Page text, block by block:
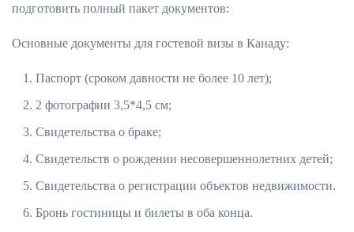
подготовить полный пакет документов:
Основные документы для гостевой визы в Канаду:
Паспорт (сроком давности не более 10 лет);
2 фотографии 3,5*4,5 см;
Свидетельства о браке;
Свидетельств о рождении несовершеннолетних детей;
Свидетельства о регистрации объектов недвижимости.
Бронь гостиницы и билеты в оба конца.